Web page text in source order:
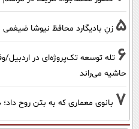
5 زنِ بادیگارد محافظ نیوشا
6 تله توسعه تک‌پروژه‌ای در اردبیل/
حاشیه می‌راند
7 بانوی معماری که به بتن روح داد؛